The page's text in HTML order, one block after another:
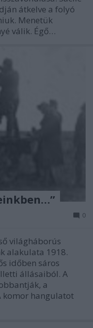
átkelve a folyó
Menetük
válik. Égő…
0
világháborús
alakulata 1918.
időben sáros
állásaiból. A
a
komor hangulatot